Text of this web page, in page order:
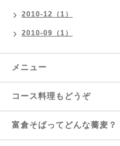
2010-12（1）
2010-09（1）
メニュー
コース料理もどうぞ
富倉そばってどんな蕎麦？